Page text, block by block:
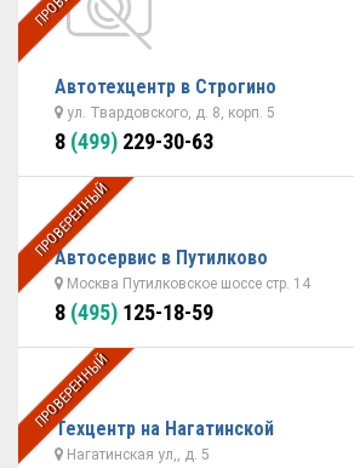
Автотехцентр в Строгино
ул. Твардовского, д. 8, корп. 5
8 (499) 229-30-63
ПРОВЕРЕННЫЙ
Автосервис в Путилково
Москва Путилковское шоссе стр. 14
8 (495) 125-18-59
ПРОВЕРЕННЫЙ
Техцентр на Нагатинской
Нагатинская ул,, д. 5